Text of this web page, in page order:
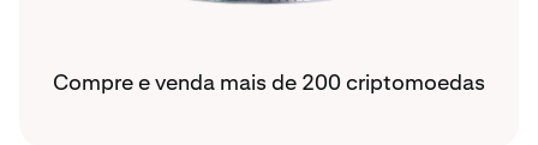
Compre e venda mais de 200 criptomoedas